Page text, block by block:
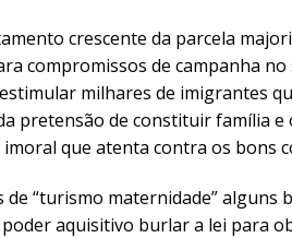
crescente da parcela
compromissos de campanha
milhares de imigrantes
pretensão de constituir família
que atenta contra os bons
de “turismo maternidade”
aquisitivo burlar a lei para